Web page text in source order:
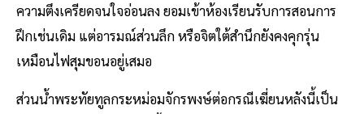
ความตึงเครียดจนใจอ่อนลง ยอมเข้าห้องเรียนรับการสอนการ
ฝึกเช่นเดิม แต่อารมณ์ส่วนลึก หรือจิตใต้สำนึกยังคงคุกรุ่น
เหมือนไฟสุมขอนอยู่เสมอ
ส่วนน้ำพระทัยทูลกระหม่อมจักรพงษ์ต่อกรณีเฆี่ยนหลังนี้เป็น